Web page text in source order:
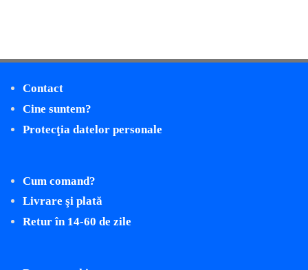
Contact
Cine suntem?
Protecţia datelor personale
Cum comand?
Livrare şi plată
Retur în 14-60 de zile